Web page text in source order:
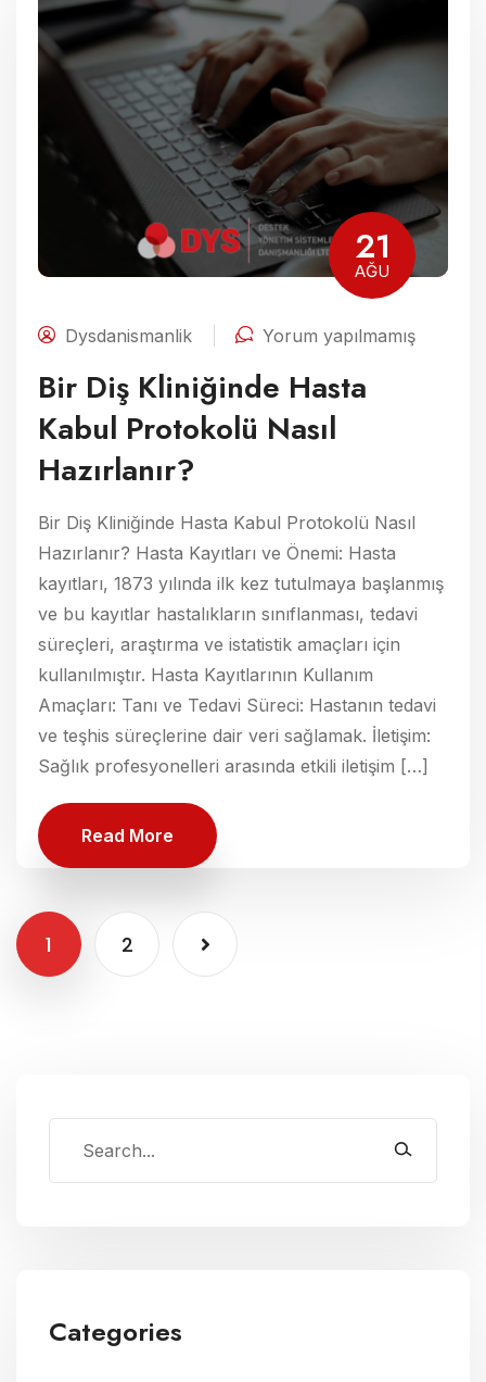
Categories
21
AĞU
Dysdanismanlik Yorum yapılmamış
Bir Diş Kliniğinde Hasta
Kabul Protokolü Nasıl
Hazırlanır?
Bir Diş Kliniğinde Hasta Kabul Protokolü Nasıl
Hazırlanır? Hasta Kayıtları ve Önemi: Hasta
kayıtları, 1873 yılında ilk kez tutulmaya başlanmış
ve bu kayıtlar hastalıkların sınıflanması, tedavi
süreçleri, araştırma ve istatistik amaçları için
kullanılmıştır. Hasta Kayıtlarının Kullanım
Amaçları: Tanı ve Tedavi Süreci: Hastanın tedavi
ve teşhis süreçlerine dair veri sağlamak. İletişim:
Sağlık profesyonelleri arasında etkili iletişim […]
Read More
1 2